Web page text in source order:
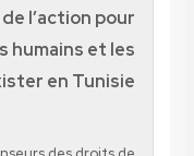
l’action pour
humains et les
en Tunisie.